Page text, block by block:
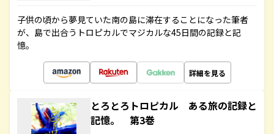
子供の頃から夢見ていた南の島に滞在することになった筆者
が、島で出合うトロピカルでマジカルな45日間の記録と記
憶。
詳細を見る
とろとろトロピカル ある旅の記録と
記憶。 第3巻